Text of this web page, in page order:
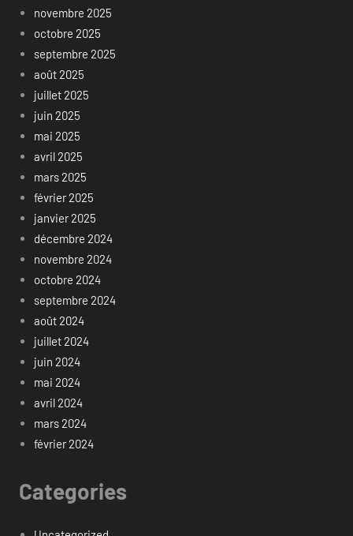
novembre 2025
octobre 2025
septembre 2025
août 2025
juillet 2025
juin 2025
mai 2025
avril 2025
mars 2025
février 2025
janvier 2025
décembre 2024
novembre 2024
octobre 2024
septembre 2024
août 2024
juillet 2024
juin 2024
mai 2024
avril 2024
mars 2024
février 2024
Categories